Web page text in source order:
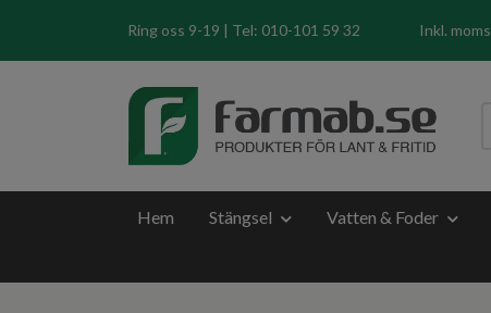
Ring oss 9-19 | Tel: 010-101 59 32 Inkl. moms
Hem Stängsel Vatten & Foder